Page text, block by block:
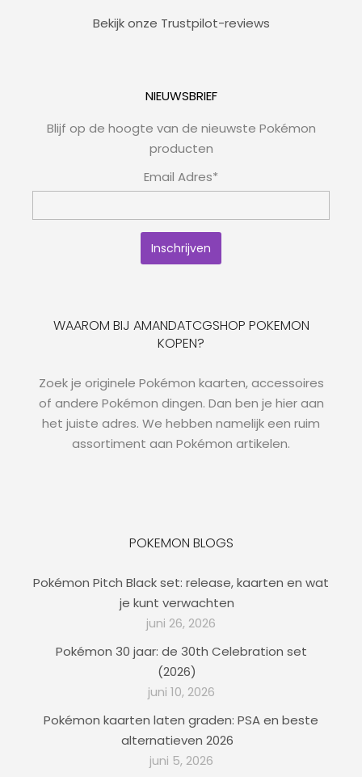
Bekijk onze Trustpilot-reviews
NIEUWSBRIEF
Blijf op de hoogte van de nieuwste Pokémon
producten
Email Adres*
WAAROM BIJ AMANDATCGSHOP POKEMON
KOPEN?
Zoek je originele Pokémon kaarten, accessoires
of andere Pokémon dingen. Dan ben je hier aan
het juiste adres. We hebben namelijk een ruim
assortiment aan Pokémon artikelen.
POKEMON BLOGS
Pokémon Pitch Black set: release, kaarten en wat
je kunt verwachten
juni 26, 2026
Pokémon 30 jaar: de 30th Celebration set
(2026)
juni 10, 2026
Pokémon kaarten laten graden: PSA en beste
alternatieven 2026
juni 5, 2026